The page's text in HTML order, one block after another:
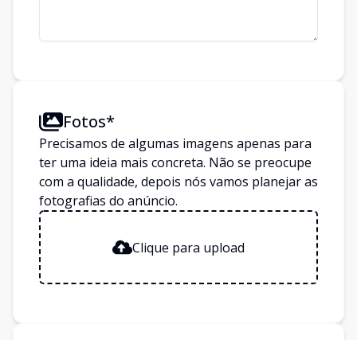
Fotos*
Precisamos de algumas imagens apenas para
ter uma ideia mais concreta. Não se preocupe
com a qualidade, depois nós vamos planejar as
fotografias do anúncio.
Clique para upload